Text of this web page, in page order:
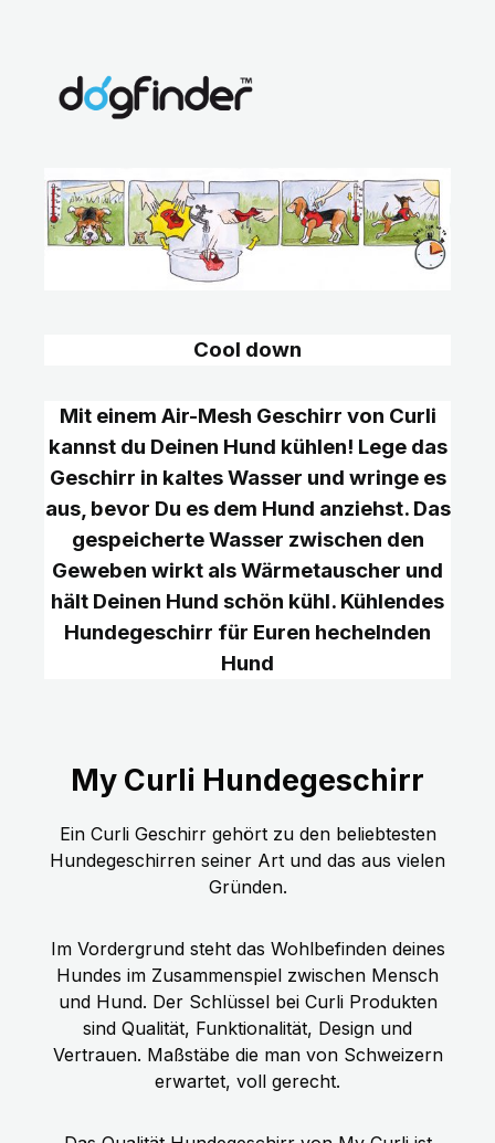
Cool down
Mit einem Air-Mesh Geschirr von Curli
kannst du Deinen Hund kühlen! Lege das
Geschirr in kaltes Wasser und wringe es
aus, bevor Du es dem Hund anziehst. Das
gespeicherte Wasser zwischen den
Geweben wirkt als Wärmetauscher und
hält Deinen Hund schön kühl. Kühlendes
Hundegeschirr für Euren hechelnden
Hund
My Curli Hundegeschirr
Ein Curli Geschirr gehört zu den beliebtesten
Hundegeschirren seiner Art und das aus vielen
Gründen.
Im Vordergrund steht das Wohlbefinden deines
Hundes im Zusammenspiel zwischen Mensch
und Hund. Der Schlüssel bei Curli Produkten
sind Qualität, Funktionalität, Design und
Vertrauen. Maßstäbe die man von Schweizern
erwartet, voll gerecht.